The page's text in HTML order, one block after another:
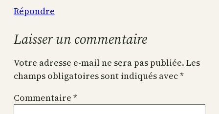
Répondre
Laisser un commentaire
Votre adresse e-mail ne sera pas publiée. Les
champs obligatoires sont indiqués avec*
Commentaire *